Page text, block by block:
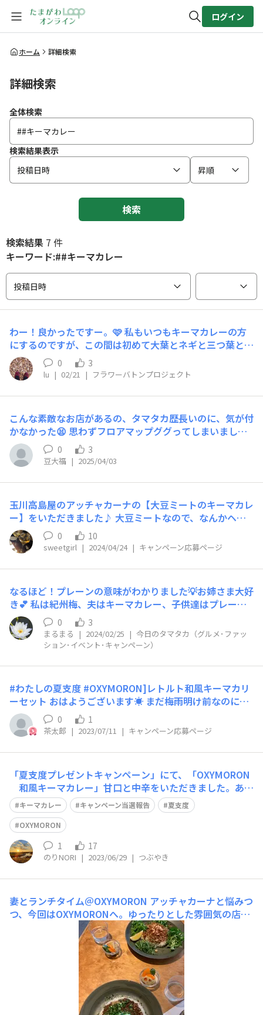
全体検索
ログイン
ホーム 詳細検索
詳細検索
全体検索
検索結果表示
投稿日時
昇順
検索
検索結果 7 件
キーワード:##キーマカレー
投稿日時
わー！良かったですー。🩷 私もいつもキーマカレーの方
にするのですが、この間は初めて大葉とネギと三つ葉とパ
クチーのドライカレーにしてみました。こちらも美味しか
ったです。(辛すぎるのは苦手なので中辛に。それでも食
べ終わるのに時間がかかりました😅)次回はミーママさん
も試してみて下さい🤭👍
0 3
lu | 02/21 | フラワーバトンプロジェクト
こんな素敵なお店があるの、タマタカ歴長いのに、気が付
かなかった😫 思わずフロアマップググってしまいまし
た。 あ〜あそこかぁ👍 辛いのが得意ではないので、外で
カレーは食べないけど、キーマカレーは別。 今度行って
みようかな😍 プルメリア様、素敵なお店の紹介ありがと
うございました🩷
0 3
豆大福 | 2025/04/03
玉川高島屋のアッチャカーナの【大豆ミートのキーマカレ
ー】をいただきました♪ 大豆ミートなので、なんかヘル
シーな気がします。揚げナスもごろっと入っていて食べ応
えあるのも良かったです！ なかなか自分では作れないの
で、また食べに行きたいナ〜。 #EAT2033メニューフェア
#サステナブルフード #フー
0 10
sweetgirl | 2024/04/24 | キャンペーン応募ページ
なるほど！プレーンの意味がわかりました💡お姉さま大好
き💕 私は紀州梅、夫はキーマカレー、子供達はプレーン2
個ずつに決まり😋🍙💕
0 3
まるまる | 2024/02/25 | 今日のタマタカ（グルメ･ファッ
ション･イベント･キャンペーン）
#わたしの夏支度 #OXYMORON]レトルト和風キーマカリ
ーセット おはようございます☀️ まだ梅雨明け前なのに、
東京は猛暑日が続くようですね😵 真夏になったら、どう
なるか心配😱ですが、体調管理に気をつけて、猛暑を乗り
切りたいですね🐧 当選のお知らせメールをすっかり見落
として、再度ご連絡を頂い
0 1
茶太郎 | 2023/07/11 | キャンペーン応募ページ
「夏支度プレゼントキャンペーン」にて、「OXYMORON
和風キーマカレー」甘口と中辛をいただきました。あり
がとうございます😄屋上庭園「OSOTO」を散歩して、空
さんと記念撮影してきました。
キーマカレー キャンペーン当選報告
夏支度
OXYMORON
1 17
のりNORI | 2023/06/29 | つぶやき
妻とランチタイム＠OXYMORON アッチャカーナと悩みつ
つ、今回はOXYMORONへ。ゆったりとした雰囲気の店内
で頂くキーマカレーは、本格的なスパイスの香りと隠し味
のお味噌が、絶妙にバランスしていました。